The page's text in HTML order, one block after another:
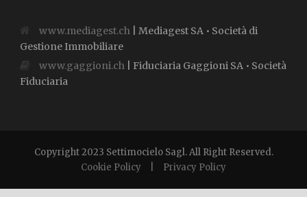
www.mediagest.ch | Mediagest SA • Società di
Gestione Immobiliare
www.gaggioni.ch | Fiduciaria Gaggioni SA • Società
Fiduciaria
Copyright 2023 Settimocielo Sagl. All Right Reserved.
Cookie Policy
Privacy Policy